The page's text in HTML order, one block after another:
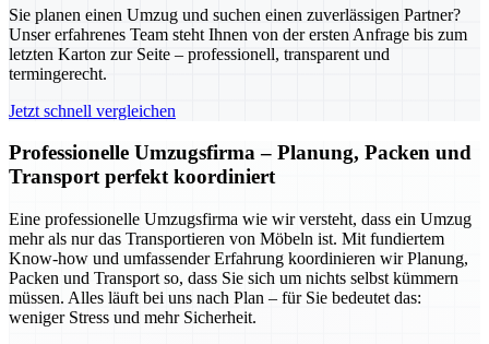
Sie planen einen Umzug und suchen einen zuverlässigen Partner?
Unser erfahrenes Team steht Ihnen von der ersten Anfrage bis zum
letzten Karton zur Seite – professionell, transparent und
termingerecht.
Jetzt schnell vergleichen
Professionelle Umzugsfirma – Planung, Packen und
Transport perfekt koordiniert
Eine professionelle Umzugsfirma wie wir versteht, dass ein Umzug
mehr als nur das Transportieren von Möbeln ist. Mit fundiertem
Know-how und umfassender Erfahrung koordinieren wir Planung,
Packen und Transport so, dass Sie sich um nichts selbst kümmern
müssen. Alles läuft bei uns nach Plan – für Sie bedeutet das:
weniger Stress und mehr Sicherheit.